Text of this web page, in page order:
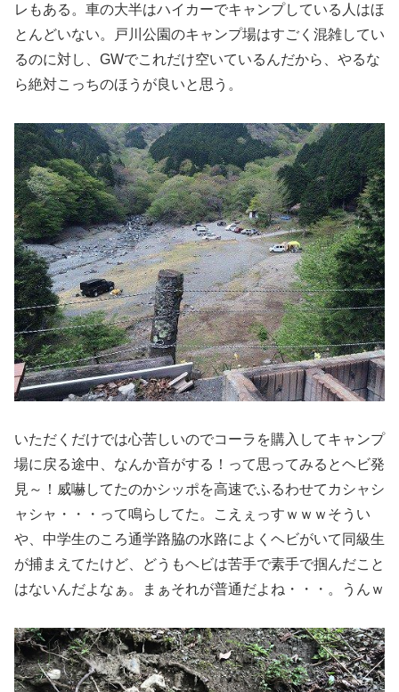
レもある。車の大半はハイカーでキャンプしている人はほ
とんどいない。戸川公園のキャンプ場はすごく混雑してい
るのに対し、GWでこれだけ空いているんだから、やるな
ら絶対こっちのほうが良いと思う。
いただくだけでは心苦しいのでコーラを購入してキャンプ
場に戻る途中、なんか音がする！って思ってみるとヘビ発
見～！威嚇してたのかシッポを高速でふるわせてカシャシ
ャシャ・・・って鳴らしてた。こえぇっすｗｗｗそうい
や、中学生のころ通学路脇の水路によくヘビがいて同級生
が捕まえてたけど、どうもヘビは苦手で素手で掴んだこと
はないんだよなぁ。まぁそれが普通だよね・・・。うんｗ